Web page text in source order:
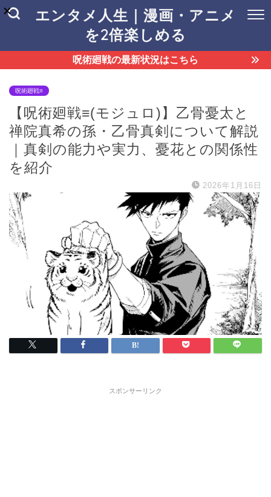
エンタメ人生｜漫画・アニメ
を2倍楽しめる
呪術廻戦の最新状況はこちら
呪術廻戦≡
【呪術廻戦≡(モジュロ)】乙骨憂太と
禅院真希の孫・乙骨真剣について解説
｜真剣の能力や実力、憂花との関係性
を紹介
2026年1月16日
スポンサーリンク